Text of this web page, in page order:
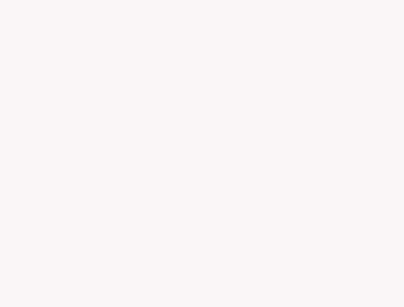
dat aan de regelgeving wordt voldaan. Pas uw voorkeuren aan om te